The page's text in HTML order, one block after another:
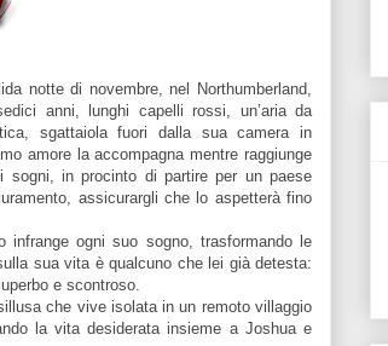
notte di novembre, nel Northumberland,
anni, lunghi capelli rossi, un’aria da
sgattaiola fuori dalla sua camera in
amore la accompagna mentre raggiunge
sogni, in procinto di partire per un paese
assicurargli che lo aspetterà fino
infrange ogni suo sogno, trasformando le
sua vita è qualcuno che lei già detesta:
e scontroso.
che vive isolata in un remoto villaggio
la vita desiderata insieme a Joshua e